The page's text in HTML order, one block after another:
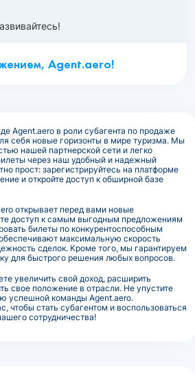
Agent.aero!
Agent.aero в роли субагента по продаже
себя новые горизонты в мире туризма. Мы
нашей партнерской сети и легко
через наш удобный и надежный
прост: зарегистрируйтесь на платформе
и откройте доступ к обширной базе
открывает перед вами новые
доступ к самым выгодным предложениям
билеты по конкурентоспособным
максимальную скорость
сделок. Кроме того, мы гарантируем
для быстрого решения любых вопросов.
увеличить свой доход, расширить
свое положение в отрасли. Не упустите
успешной команды Agent.aero.
чтобы стать субагентом и воспользоваться
сотрудничества!